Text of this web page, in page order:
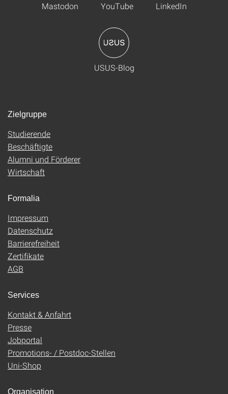
Mastodon YouTube LinkedIn
USUS-Blog
Zielgruppe
Studierende
Beschäftigte
Alumni und Förderer
Wirtschaft
Formalia
Impressum
Datenschutz
Barrierefreiheit
Zertifikate
AGB
Services
Kontakt & Anfahrt
Presse
Jobportal
Promotions- / Postdoc-Stellen
Uni-Shop
Organisation